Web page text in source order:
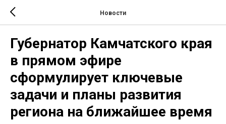
Новости
Губернатор Камчатского края
в прямом эфире
сформулирует ключевые
задачи и планы развития
региона на ближайшее время